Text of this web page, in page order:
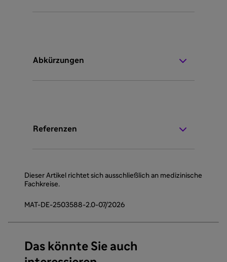
Abkürzungen
Referenzen
Dieser Artikel richtet sich ausschließlich an medizinische
Fachkreise.
MAT-DE-2503588-2.0-07/2026
Das könnte Sie auch